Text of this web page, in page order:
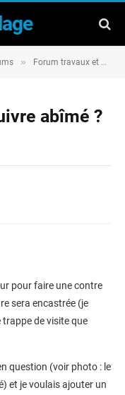
» Forum travaux et rénovation
abîmé ?
pour faire une contre
sera encastrée (je
de visite que
question (voir photo : le
et je voulais ajouter un